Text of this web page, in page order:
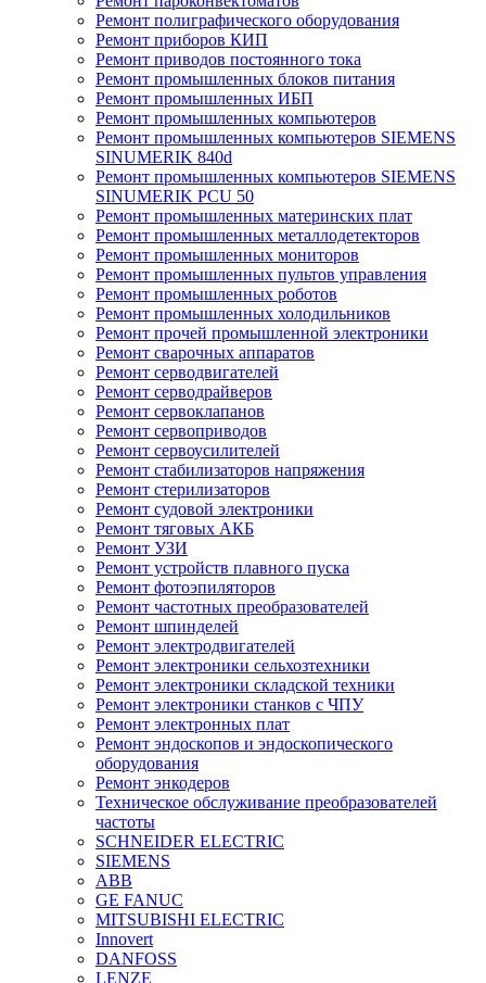
Ремонт полиграфического оборудования
Ремонт приборов КИП
Ремонт приводов постоянного тока
Ремонт промышленных блоков питания
Ремонт промышленных ИБП
Ремонт промышленных компьютеров
Ремонт промышленных компьютеров SIEMENS
SINUMERIK 840d
Ремонт промышленных компьютеров SIEMENS
SINUMERIK PCU 50
Ремонт промышленных материнских плат
Ремонт промышленных металлодетекторов
Ремонт промышленных мониторов
Ремонт промышленных пультов управления
Ремонт промышленных роботов
Ремонт промышленных холодильников
Ремонт прочей промышленной электроники
Ремонт сварочных аппаратов
Ремонт серводвигателей
Ремонт серводрайверов
Ремонт сервоклапанов
Ремонт сервоприводов
Ремонт сервоусилителей
Ремонт стабилизаторов напряжения
Ремонт стерилизаторов
Ремонт судовой электроники
Ремонт тяговых АКБ
Ремонт УЗИ
Ремонт устройств плавного пуска
Ремонт фотоэпиляторов
Ремонт частотных преобразователей
Ремонт шпинделей
Ремонт электродвигателей
Ремонт электроники сельхозтехники
Ремонт электроники складской техники
Ремонт электроники станков с ЧПУ
Ремонт электронных плат
Ремонт эндоскопов и эндоскопического
оборудования
Ремонт энкодеров
Техническое обслуживание преобразователей
частоты
SCHNEIDER ELECTRIC
SIEMENS
ABB
GE FANUC
MITSUBISHI ELECTRIC
Innovert
DANFOSS
LENZE